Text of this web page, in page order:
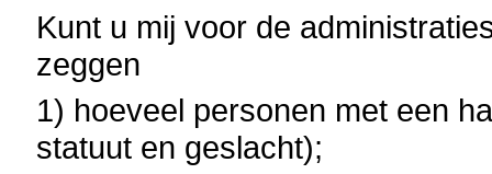
Kunt u mij voor de
zeggen
1) hoeveel personen met een
statuut en geslacht);